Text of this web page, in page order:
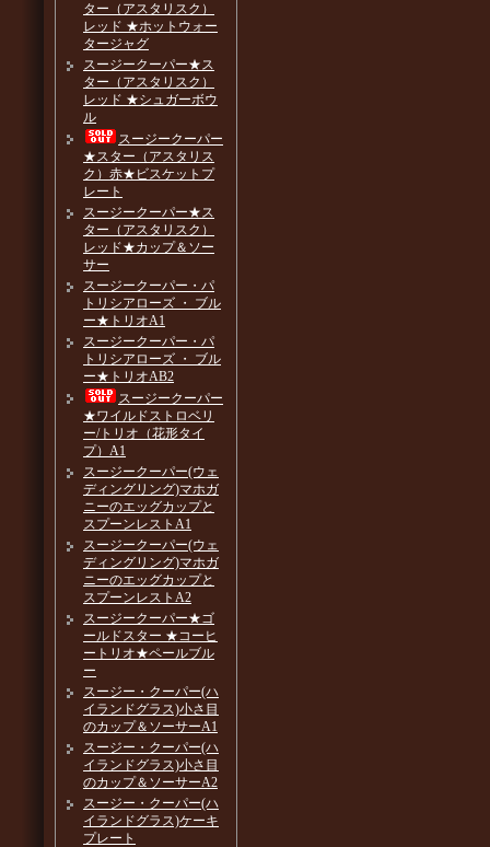
ター（アスタリスク）
レッド ★ホットウォー
タージャグ
スージークーパー★ス
ター（アスタリスク）
レッド ★シュガーボウ
ル
スージークーパー
★スター（アスタリス
ク）赤★ビスケットプ
レート
スージークーパー★ス
ター（アスタリスク）
レッド★カップ＆ソー
サー
スージークーパー・パ
トリシアローズ ・ ブル
ー★トリオA1
スージークーパー・パ
トリシアローズ ・ ブル
ー★トリオAB2
スージークーパー
★ワイルドストロベリ
ー/トリオ（花形タイ
プ）A1
スージークーパー(ウェ
ディングリング)マホガ
ニーのエッグカップと
スプーンレストA1
スージークーパー(ウェ
ディングリング)マホガ
ニーのエッグカップと
スプーンレストA2
スージークーパー★ゴ
ールドスター ★コーヒ
ートリオ★ペールブル
ー
スージー・クーパー(ハ
イランドグラス)小さ目
のカップ＆ソーサーA1
スージー・クーパー(ハ
イランドグラス)小さ目
のカップ＆ソーサーA2
スージー・クーパー(ハ
イランドグラス)ケーキ
プレート